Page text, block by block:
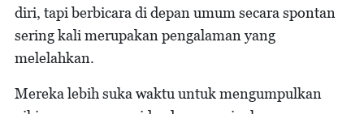
diri, tapi berbicara di depan umum secara spontan
sering kali merupakan pengalaman yang
melelahkan.
Mereka lebih suka waktu untuk mengumpulkan